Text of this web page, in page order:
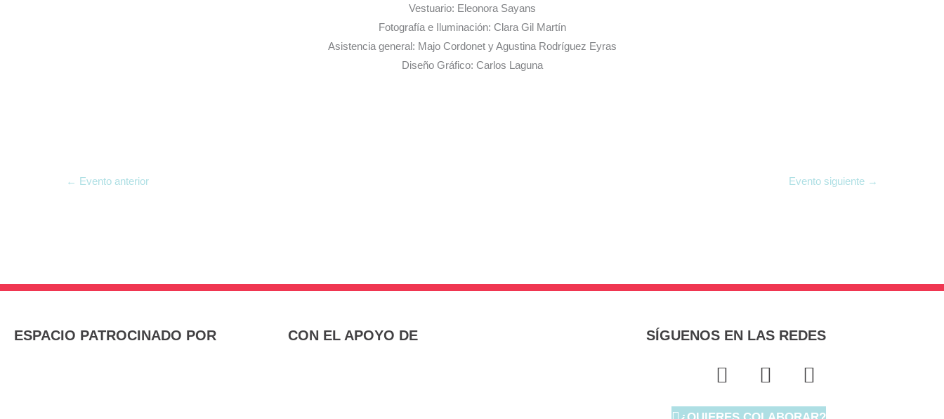
Vestuario: Eleonora Sayans
Fotografía e Iluminación: Clara Gil Martín
Asistencia general: Majo Cordonet y Agustina Rodríguez Eyras
Diseño Gráfico: Carlos Laguna
← Evento anterior Evento siguiente →
ESPACIO PATROCINADO POR CON EL APOYO DE SÍGUENOS EN LAS REDES
F
a
c
T
w
i
I
n
s